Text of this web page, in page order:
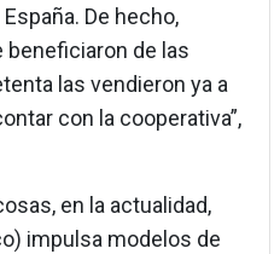
De hecho,
beneficiaron de las
las vendieron ya a
con la cooperativa”,
en la actualidad,
impulsa modelos de